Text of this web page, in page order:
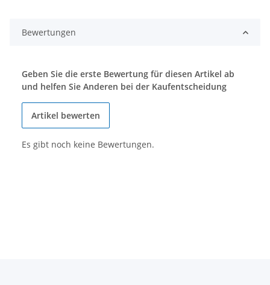
Bewertungen
Geben Sie die erste Bewertung für diesen Artikel ab
und helfen Sie Anderen bei der Kaufentscheidung
Artikel bewerten
Es gibt noch keine Bewertungen.